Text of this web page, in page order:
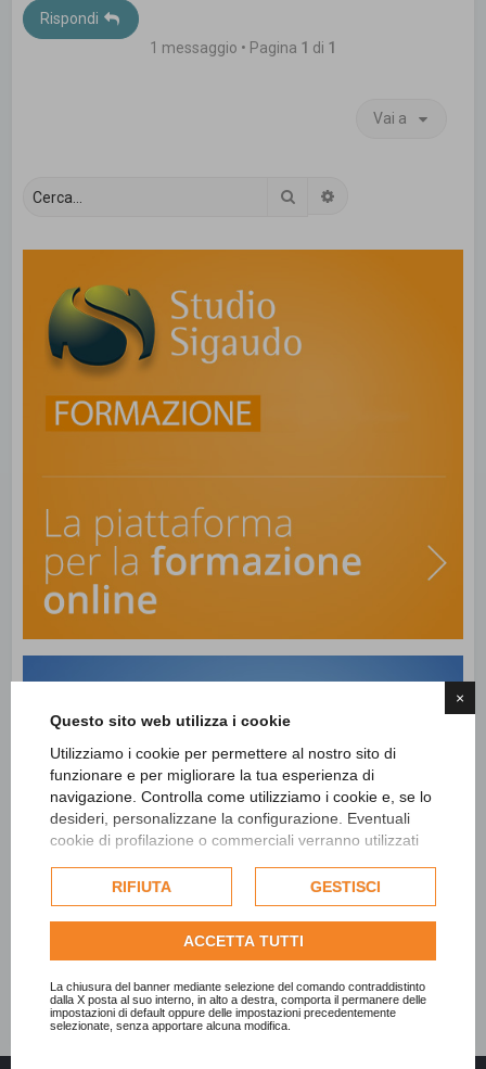
×
Questo sito web utilizza i cookie
Utilizziamo i cookie per permettere al nostro sito di
funzionare e per migliorare la tua esperienza di
navigazione. Controlla come utilizziamo i cookie e, se lo
desideri, personalizzane la configurazione. Eventuali
cookie di profilazione o commerciali verranno utilizzati
dell'utente e, se consentito, potrebbero essere utilizzati
per personalizzare gli annunci pubblicitari. Per ulteriori
informazioni su come Google utilizza i dati raccolti,
politica sulla privacy di Google
Consulta l'informativa cookie completa.
RIFIUTA GESTISCI
ACCETTA TUTTI
La chiusura del banner mediante selezione del comando contraddistinto
dalla X posta al suo interno, in alto a destra, comporta il permanere delle
impostazioni di default oppure delle impostazioni precedentemente
selezionate, senza apportare alcuna modifica.
Rispondi
1 messaggio • Pagina 1 di 1
Vai a
Cerca